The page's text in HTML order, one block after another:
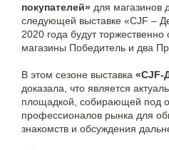
покупателей» для магазинов
следующей выставке «CJF –
2020 года будут
магазины Победитель и два
В этом сезоне выставка «CJF-
доказала, что является
площадкой, собирающей под
профессионалов рынка для
знакомств и обсуждения